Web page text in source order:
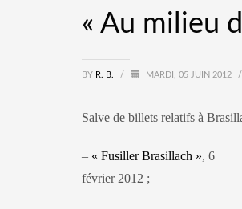
« Au milieu
BY R. B. / MARDI, 05 JUIN 2012 /
Salve de billets relatifs à
– « Fusiller Brasillach », 6
février 2012 ;